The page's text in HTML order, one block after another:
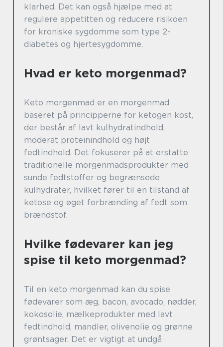
klarhed. Det kan også hjælpe med at
regulere appetitten og reducere risikoen
for kroniske sygdomme som type 2-
diabetes og hjertesygdomme.
Hvad er keto morgenmad?
Keto morgenmad er en morgenmad
baseret på principperne for ketogen kost,
der består af lavt kulhydratindhold,
moderat proteinindhold og højt
fedtindhold. Det fokuserer på at erstatte
traditionelle morgenmadsprodukter med
sunde fedtstoffer og begrænsede
kulhydrater, hvilket fører til en tilstand af
ketose og øget forbrænding af fedt som
brændstof.
Hvilke fødevarer kan jeg
spise til keto morgenmad?
Til en keto morgenmad kan du spise
fødevarer som æg, bacon, avocado, nødder,
kokosolie, mælkeprodukter med lavt
fedtindhold, mandler, olivenolie og grønne
grøntsager. Det er vigtigt at undgå